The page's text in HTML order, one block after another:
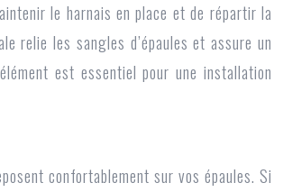
le harnais en place et de répartir la
relie les sangles d’épaules et assure un
est essentiel pour une installation
confortablement sur vos épaules. Si